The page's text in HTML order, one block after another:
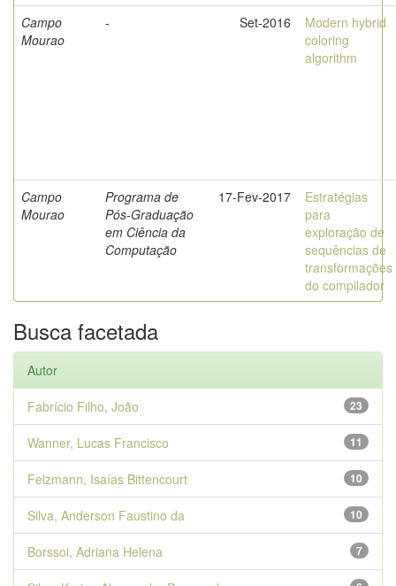
Campo
Mourao
- Set-2016
Modern hybrid
coloring
algorithm
Campo
Mourao
Programa de
Pós-Graduação
em Ciência da
Computação
17-Fev-2017
Estratégias
para
exploração de
sequências de
transformações
do compilador
Busca facetada
Autor
23
Fabrício Filho, João
11
Wanner, Lucas Francisco
10
Felzmann, Isaías Bittencourt
10
Silva, Anderson Faustino da
7
Borssoi, Adriana Helena